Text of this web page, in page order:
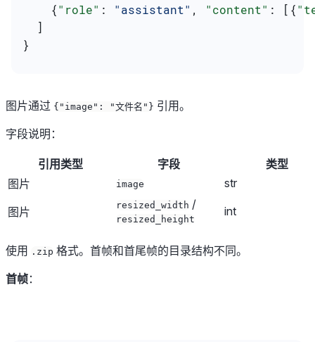
    {
"role" : "assistant" , "content" : [{
  ]
}
图片通过 {"image": "文件名"} 引用。
字段说明：
引用类型 字段
类型
图片
image str
图片 resized_width /
resized_height
int
使用 .zip 格式。首帧和首尾帧的目录结构不同。
首帧：